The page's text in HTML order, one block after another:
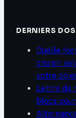
DERNIERS
Quelle
choisir
votre
Lettre de
blocs